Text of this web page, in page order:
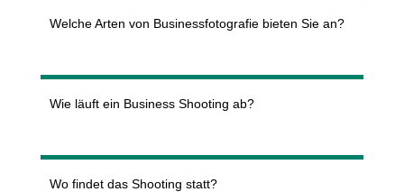
Welche Arten von Businessfotografie bieten Sie an?
Wie läuft ein Business Shooting ab?
Wo findet das Shooting statt?